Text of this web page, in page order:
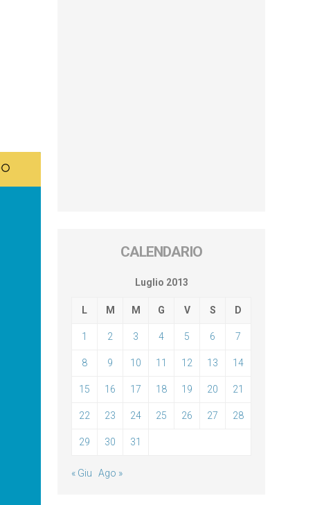
CALENDARIO
Luglio 2013
L M M G V S D
1 2 3 4 5 6 7
8 9 10 11 12 13 14
15 16 17 18 19 20 21
22 23 24 25 26 27 28
29 30 31
« Giu Ago »